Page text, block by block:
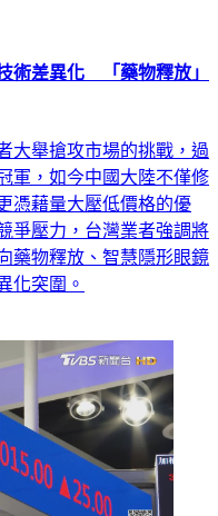
術差異化 「藥物釋放」
大舉搶攻市場的挑戰，過
軍，如今中國大陸不僅修
憑藉量大壓低價格的優
爭壓力，台灣業者強調將
藥物釋放、智慧隱形眼鏡
化突圍。